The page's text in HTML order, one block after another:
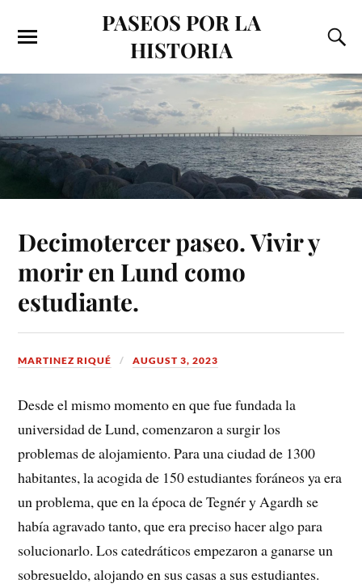
PASEOS POR LA
HISTORIA
Decimotercer paseo. Vivir y
morir en Lund como
estudiante.
MARTINEZ RIQUÉ AUGUST 3, 2023
Desde el mismo momento en que fue fundada la
universidad de Lund, comenzaron a surgir los
problemas de alojamiento. Para una ciudad de 1300
habitantes, la acogida de 150 estudiantes foráneos ya era
un problema, que en la época de Tegnér y Agardh se
había agravado tanto, que era preciso hacer algo para
solucionarlo. Los catedráticos empezaron a ganarse un
sobresueldo, alojando en sus casas a sus estudiantes.